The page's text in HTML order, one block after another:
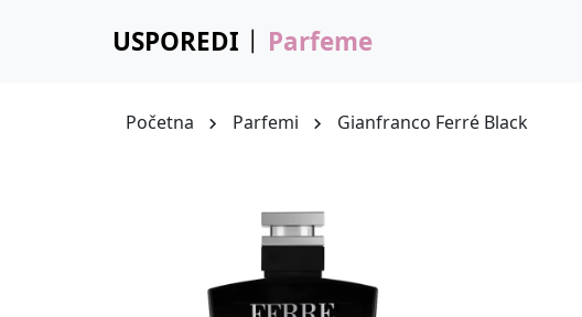
USPOREDI Parfeme
Početna Parfemi Gianfranco Ferré Black